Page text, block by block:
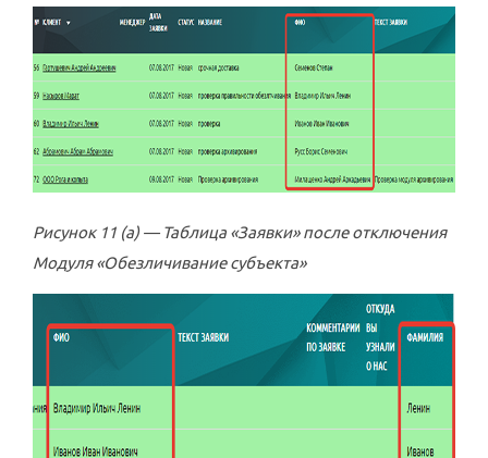
Рисунок 11 (а) — Таблица «Заявки» после отключения
Модуля «Обезличивание субъекта»